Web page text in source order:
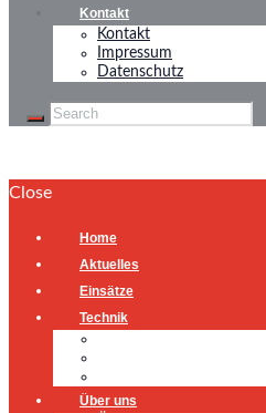
Kontakt
Kontakt
Impressum
Datenschutz
Close
Home
Aktuelles
Einsätze
Technik
Über uns